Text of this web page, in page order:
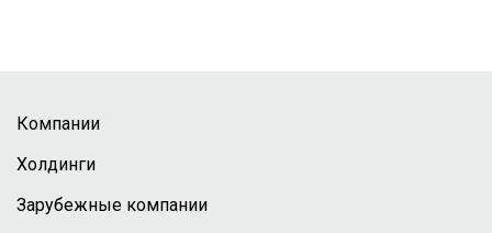
Компании
Холдинги
Зарубежные компании